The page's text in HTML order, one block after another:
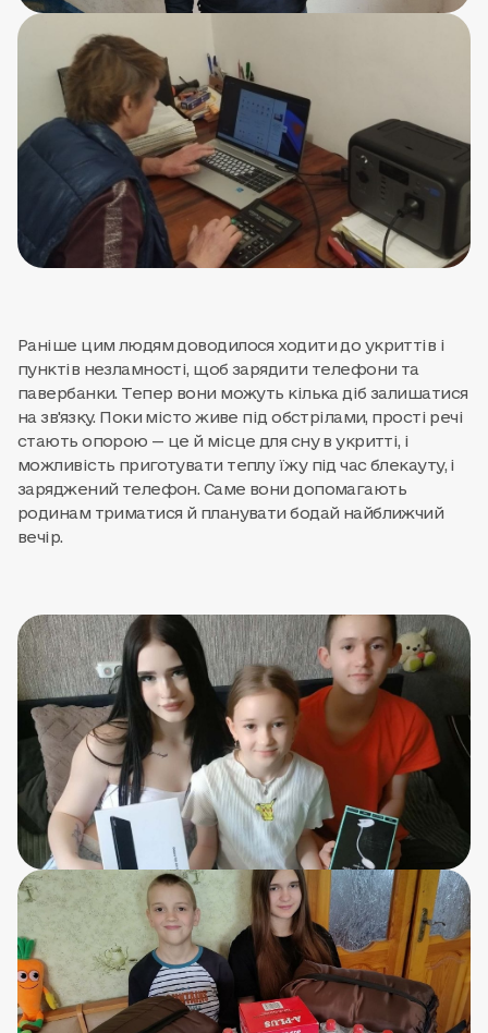
Раніше цим людям доводилося ходити до укриттів і
пунктів незламності, щоб зарядити телефони та
павербанки. Тепер вони можуть кілька діб залишатися
на зв'язку. Поки місто живе під обстрілами, прості речі
стають опорою — це й місце для сну в укритті, і
можливість приготувати теплу їжу під час блекауту, і
заряджений телефон. Саме вони допомагають
родинам триматися й планувати бодай найближчий
вечір.